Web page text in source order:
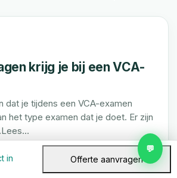
krijg je bij een VCA-
dat je tijdens een VCA-examen
het type examen dat je doet. Er zijn
in Offerte aanvragen
💬